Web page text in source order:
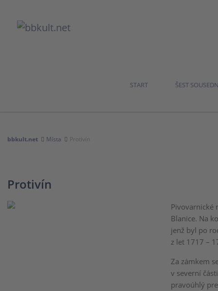
START ŠEST
bbkult.net Místa Protivín
Protivín
Pivovarnické
Blanice. Na
jenž byl po
z let 1717 –
Za zámkem
v severní
pravoúhlý